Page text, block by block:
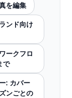
を編集
ンド向け
ークフロ
で
: カバー
ンごとの